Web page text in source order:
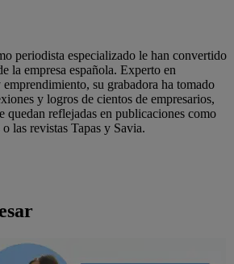
periodista especializado le han convertido
la empresa española. Experto en
su grabadora ha tomado
y logros de cientos de empresarios,
quedan reflejadas en publicaciones como
las revistas Tapas y Savia.